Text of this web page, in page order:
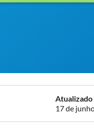
Atualizado
17 de